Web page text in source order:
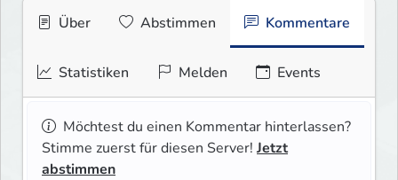
Über Abstimmen Kommentare
Statistiken Melden Events
Möchtest du einen Kommentar hinterlassen?
Stimme zuerst für diesen Server! Jetzt
abstimmen